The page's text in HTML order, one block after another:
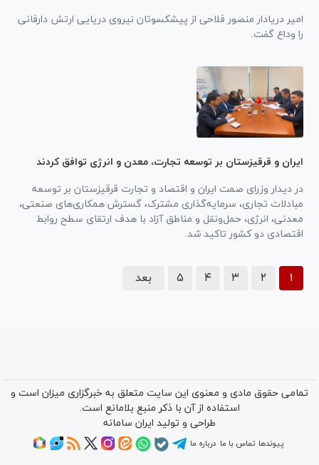
امیر دریادار منصور فلاحی از پیشکسوتان نیروی دریایی ارتش دارفانی
را وداع گفت.
ایران و قرقیزستان بر توسعه تجارت، معدن و انرژی توافق کردند
در دیدار وزرای صمت ایران و اقتصاد و تجارت قرقیزستان بر توسعه
مبادلات تجاری، سرمایه‌گذاری مشترک، گسترش همکاری‌های صنعتی،
معدنی، انرژی، حمل‌ونقل و مناطق آزاد با هدف ارتقای سطح روابط
اقتصادی دو کشور تاکید شد.
۱ ۲ ۳ ۴ ۵ بعد
تمامی حقوق مادی و معنوی این سایت متعلق به خبرگزاری میزان است و
استفاده از آن با ذکر منبع بلامانع است.
طراحی و تولید ایران سامانه
پیوندها تماس با ما درباره ما